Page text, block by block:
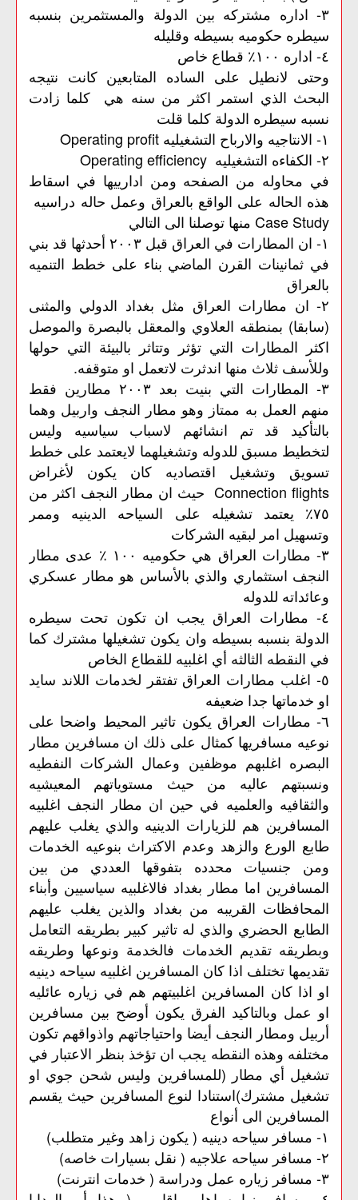
٣- اداره مشتركه بين الدولة والمستثمرين بنسبه
سيطره حكوميه بسيطه وقليله
٤- اداره ١٠٠٪ قطاع خاص
وحتى لانطيل على الساده المتابعين كانت نتيجه
البحث الذي استمر اكثر من سنه هي كلما زادت
نسبه سيطره الدولة كلما قلت
١- الانتاجيه والارباح التشغيليه Operating profit
٢- الكفاءه التشغيليه Operating efficiency
في محاوله من الصفحه ومن ادارييها في اسقاط
هذه الحاله على الواقع بالعراق وعمل حاله دراسيه
Case Study منها توصلنا الى التالي
١- ان المطارات في العراق قبل ٢٠٠٣ أحدثها قد بني
في ثمانينات القرن الماضي بناء على خطط التنميه
بالعراق
٢- ان مطارات العراق مثل بغداد الدولي والمثنى
(سابقا) بمنطقه العلاوي والمعقل بالبصرة والموصل
اكثر المطارات التي تؤثر وتتاثر بالبيئة التي حولها
وللأسف ثلاث منها اندثرت لاتعمل او متوقفه.
٣- المطارات التي بنيت بعد ٢٠٠٣ مطارين فقط
منهم العمل به ممتاز وهو مطار النجف واربيل وهما
بالتأكيد قد تم انشائهم لاسباب سياسيه وليس
لتخطيط مسبق للدوله وتشغيلهما لايعتمد على خطط
تسويق وتشغيل اقتصاديه كان يكون لأغراض
Connection flights حيث ان مطار النجف اكثر من
٧٥٪ يعتمد تشغيله على السياحه الدينيه وممر
وتسهيل امر لبقيه الشركات
٣- مطارات العراق هي حكوميه ١٠٠ ٪ عدى مطار
النجف استثماري والذي بالأساس هو مطار عسكري
وعائداته للدوله
٤- مطارات العراق يجب ان تكون تحت سيطره
الدولة بنسبه بسيطه وان يكون تشغيلها مشترك كما
في النقطه الثالثه أي اغلبيه للقطاع الخاص
٥- اغلب مطارات العراق تفتقر لخدمات اللاند سايد
او خدماتها جدا ضعيفه
٦- مطارات العراق يكون تاثير المحيط واضحا على
نوعيه مسافريها كمثال على ذلك ان مسافرين مطار
البصره اغلبهم موظفين وعمال الشركات النفطيه
ونسبتهم عاليه من حيث مستوياتهم المعيشيه
والثقافيه والعلميه في حين ان مطار النجف اغلبيه
المسافرين هم للزيارات الدينيه والذي يغلب عليهم
طابع الورع والزهد وعدم الاكتراث بنوعيه الخدمات
ومن جنسيات محدده بتفوقها العددي من بين
المسافرين اما مطار بغداد فالاغلبيه سياسيين وأبناء
المحافظات القريبه من بغداد والذين يغلب عليهم
الطابع الحضري والذي له تاثير كبير بطريقه التعامل
وبطريقه تقديم الخدمات فالخدمة ونوعها وطريقه
تقديمها تختلف اذا كان المسافرين اغلبيه سياحه دينيه
او اذا كان المسافرين اغلبيتهم هم في زياره عائليه
او عمل وبالتاكيد الفرق يكون أوضح بين مسافرين
أربيل ومطار النجف أيضا واحتياجاتهم واذواقهم تكون
مختلفه وهذه النقطه يجب ان تؤخذ بنظر الاعتبار في
تشغيل أي مطار (للمسافرين وليس شحن جوي او
تشغيل مشترك)استنادا لنوع المسافرين حيث يقسم
المسافرين الى أنواع
١- مسافر سياحه دينيه ( يكون زاهد وغير متطلب)
٢- مسافر سياحه علاجيه ( نقل بسيارات خاصه)
٣- مسافر زياره عمل ودراسة ( خدمات انترنت)